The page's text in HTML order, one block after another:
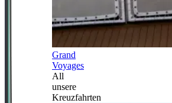
Grand
Voyages
All
unsere
Kreuzfahrten